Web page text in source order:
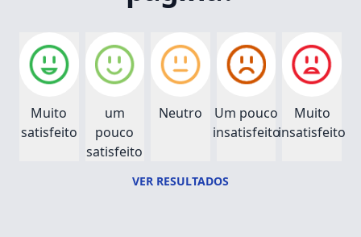
Muito
satisfeito
um
pouco
satisfeito
Neutro
Um pouco
insatisfeito
Muito
insatisfeito
VER RESULTADOS